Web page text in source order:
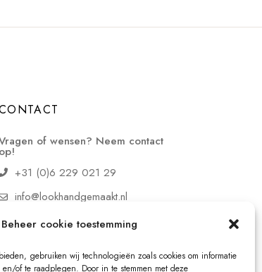
Beheer cookie toestemming
gebruiken wij technologieën zoals cookies om informatie
of te raadplegen. Door in te stemmen met deze
of wensen? Neem contact
op!
+31 (0)6 229 021 29
info@lookhandgemaakt.nl